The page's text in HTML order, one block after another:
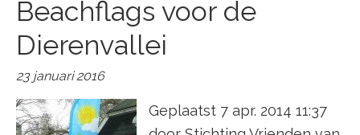
Beachflags voor de
Dierenvallei
23 januari 2016
Geplaatst 7 apr. 2014 11:37